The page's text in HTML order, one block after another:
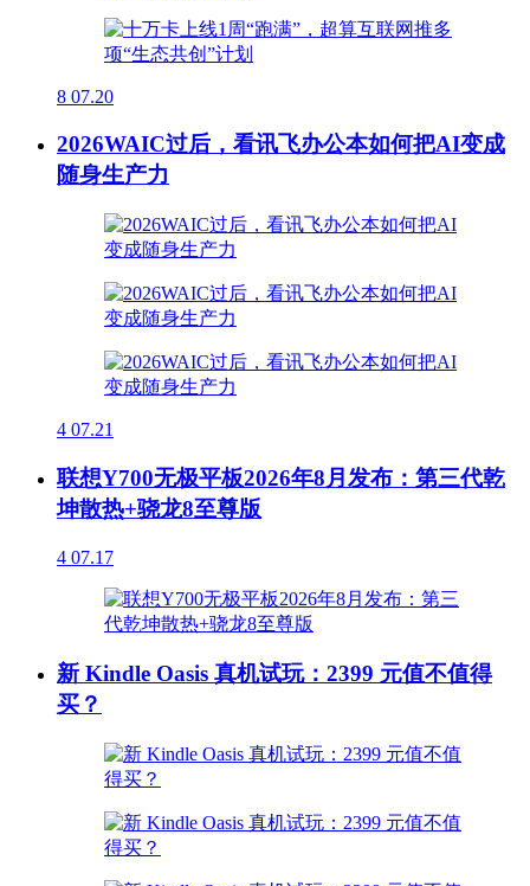
8 07.20
2026WAIC过后，看讯飞办公本如何把AI变成
随身生产力
4 07.21
联想Y700无极平板2026年8月发布：第三代乾
坤散热+骁龙8至尊版
4 07.17
新 Kindle Oasis 真机试玩：2399 元值不值得
买？